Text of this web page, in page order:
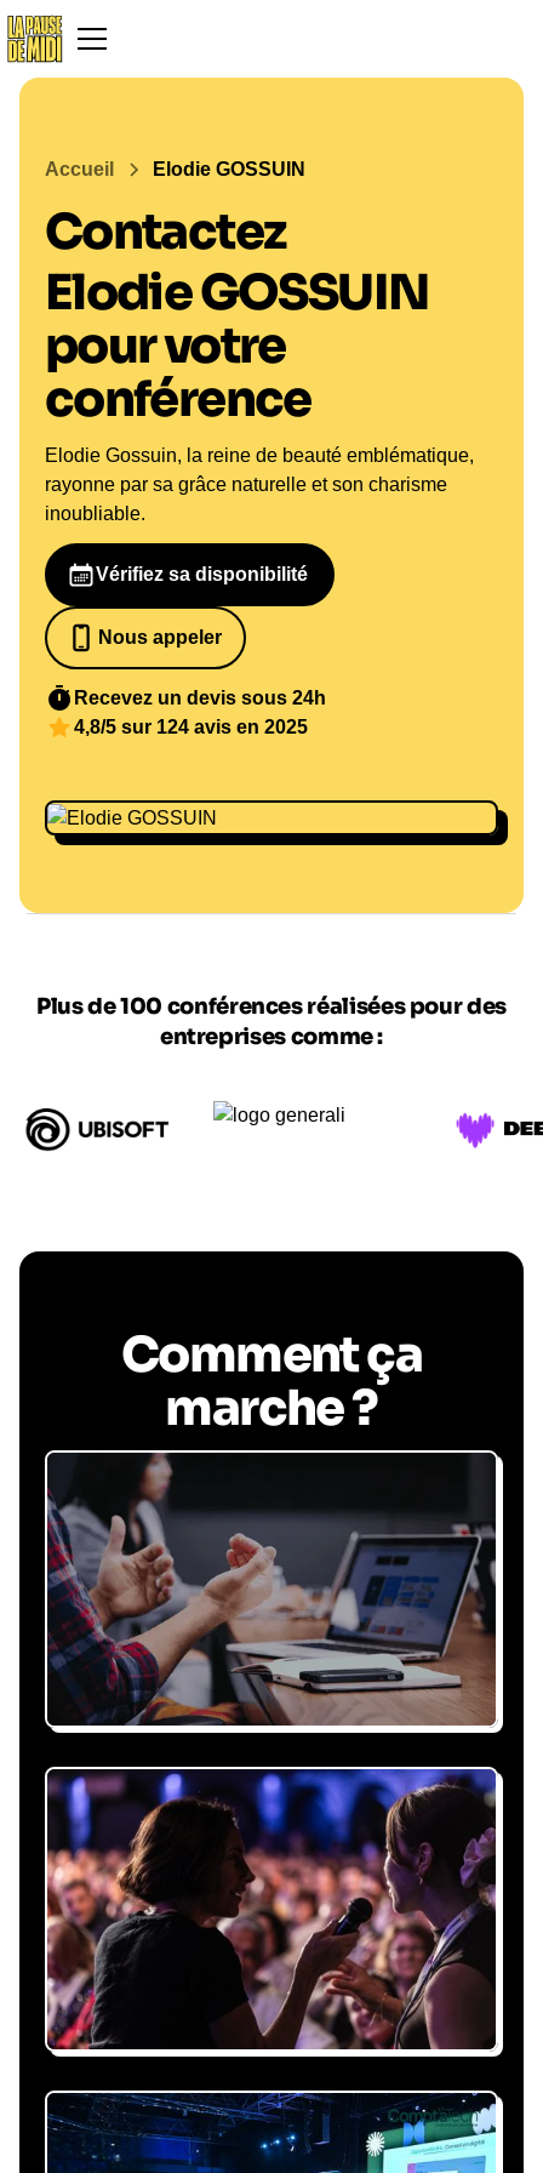
Accueil Elodie GOSSUIN
Contactez
Elodie GOSSUIN
pour votre
conférence
Elodie Gossuin, la reine de beauté emblématique,
rayonne par sa grâce naturelle et son charisme
inoubliable.
Vérifiez sa disponibilité
Nous appeler
07 82 68 65 18
Recevez un devis sous 24h
4,8/5 sur 124 avis en 2025
Plus de 100 conférences réalisées pour des
entreprises comme :
Comment ça
marche ?
Recevez une proposition
sous 24h
Expliquez-nous vos besoins, on vous répond
sous 24h avec une proposition
personnalisée, claire et adaptée à votre
événement et à vos contraintes.
Nous nous occupons de
tout